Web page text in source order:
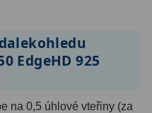
EdgeHD 925
na 0,5 úhlové vteřiny (za